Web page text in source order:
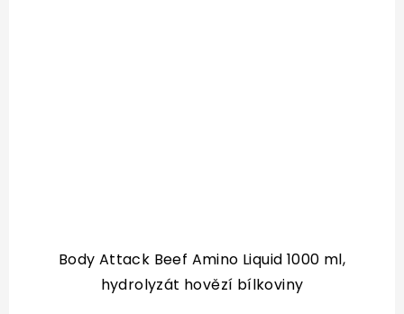
Body Attack Beef Amino Liquid 1000 ml,
hydrolyzát hovězí bílkoviny